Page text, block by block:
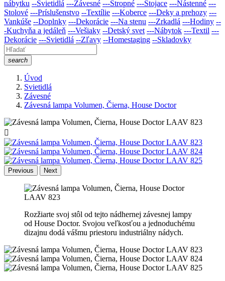
nábytku --Svietidlá ---Závesné ---Stropné ---Stojace ---Nástenné ---
Stolové ---Príslušenstvo --Textílie ---Koberce ---Deky a prehozy ---
Vankúše --Doplnky ---Dekorácie ---Na stenu ---Zrkadlá ---Hodiny --
-Kuchyňa a jedáleň ---Vešiaky --Detský svet ---Nábytok ---Textil ---
Dekorácie ---Svietidlá --Zľavy --Homestaging --Skladovky
search
Úvod
Svietidlá
Závesné
Závesná lampa Volumen, Čierna, House Doctor

Previous Next
Rozžiarte svoj stôl od tejto nádhernej závesnej lampy
od House Doctor. Svojou veľkosťou a jednoduchému
dizajnu dodá vášmu priestoru industriálny nádych.